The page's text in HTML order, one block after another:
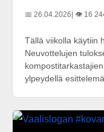
📅 26.04.2026 | 👁️ 16
Tällä viikolla käytiin
Neuvottelujen
ylpeydellä